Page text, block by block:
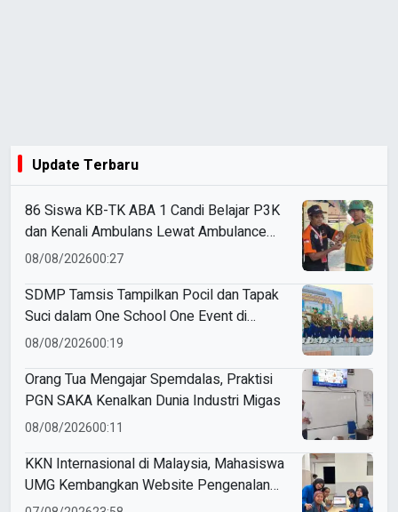
Update Terbaru
86 Siswa KB-TK ABA 1 Candi Belajar P3K
dan Kenali Ambulans Lewat Ambulance
Goes to Schools
08/08/202600:27
SDMP Tamsis Tampilkan Pocil dan Tapak
Suci dalam One School One Event di
Mojokerto
08/08/202600:19
Orang Tua Mengajar Spemdalas, Praktisi
PGN SAKA Kenalkan Dunia Industri Migas
08/08/202600:11
KKN Internasional di Malaysia, Mahasiswa
UMG Kembangkan Website Pengenalan
Budaya Indonesia